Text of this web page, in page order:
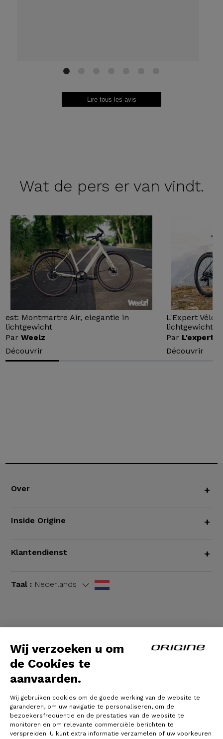
Wij verzoeken u om
de Cookies te
aanvaarden.
Wij gebruiken cookies om de goede werking van de website te
garanderen, om uw navigatie te personaliseren, om de
bezoekersfrequentie en de prestaties van de website te
monitoren en om relevante commerciële berichten te
verspreiden. U kunt extra informatie verzamelen of uw voorkeuren
1
Lire tous les avis
Wat de pers er van vindt.
est: Montmartre Air, elegantie in
lichtgewicht
ParWeelz
Découvrir
L'Expert Vélo
lichtgewicht...
Par L'expert
Découvrir
Over +
Inside Origine +
Klantendienst +
Taal : Nederlands
© Origine Cycles